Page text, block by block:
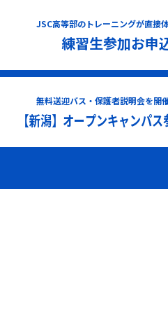
JSC高等部のトレーニングが直接
練習生参加お申
無料送迎バス・保護者説明会を開
【新潟】オープンキャンパ